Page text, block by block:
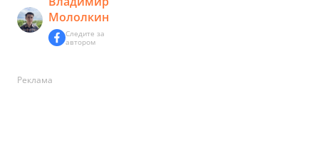
Мололкин
Следите за
автором
Реклама